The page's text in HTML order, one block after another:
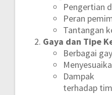
Pengertian
Peran
Tantangan
Gaya dan Tipe
Berbagai
Dampak
terhadap tim